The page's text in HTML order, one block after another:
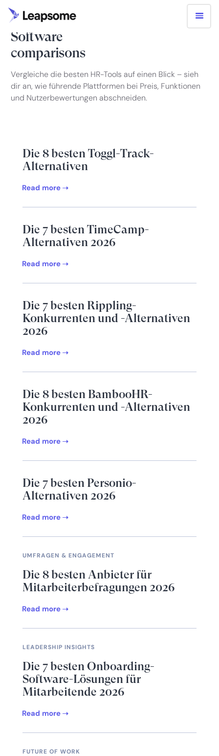
Software
comparisons
Vergleiche die besten HR-Tools auf einen Blick – sieh
dir an, wie führende Plattformen bei Preis, Funktionen
und Nutzerbewertungen abschneiden.
Die 8 besten Toggl-Track-
Alternativen
Read more
Die 7 besten TimeCamp-
Alternativen 2026
Read more
Die 7 besten Rippling-
Konkurrenten und -Alternativen
2026
Read more
Die 8 besten BambooHR-
Konkurrenten und -Alternativen
2026
Read more
Die 7 besten Personio-
Alternativen 2026
Read more
UMFRAGEN & ENGAGEMENT
Die 8 besten Anbieter für
Mitarbeiterbefragungen 2026
Read more
LEADERSHIP INSIGHTS
Die 7 besten Onboarding-
Software-Lösungen für
Mitarbeitende 2026
Read more
FUTURE OF WORK